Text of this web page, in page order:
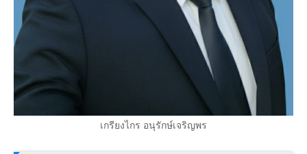
เกรียงไกร อนุรักษ์เจริญพร